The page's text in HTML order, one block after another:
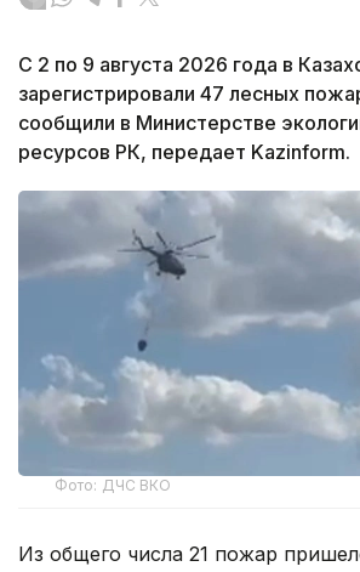
С 2 по 9 августа 2026 года в
зарегистрировали 47 лесных
сообщили в Министерстве
ресурсов РК, передает Kazinform.
Фото: ДЧС ВКО
Из общего числа 21 пожар